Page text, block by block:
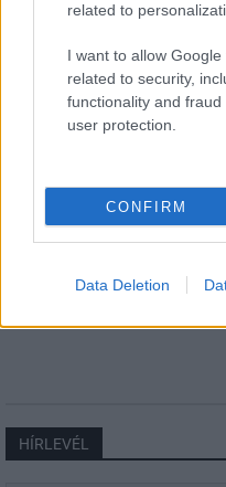
related to
I want to allow
related to security,
functionality and
user protection.
CONFIRM
Data Deletion
Miért kulcsfontosságú
egészségügyi
HÍRLEVÉL